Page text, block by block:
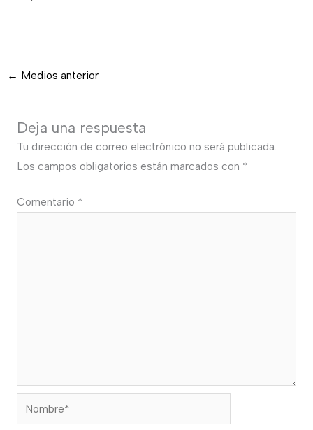
← Medios anterior
Deja una respuesta
Tu dirección de correo electrónico no será publicada.
Los campos obligatorios están marcados con *
Comentario *
Nombre*